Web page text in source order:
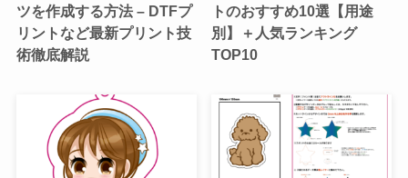
ツを作成する方法 – DTFプ
リントなど最新プリント技
術徹底解説
トのおすすめ10選【用途
別】＋人気ランキング
TOP10